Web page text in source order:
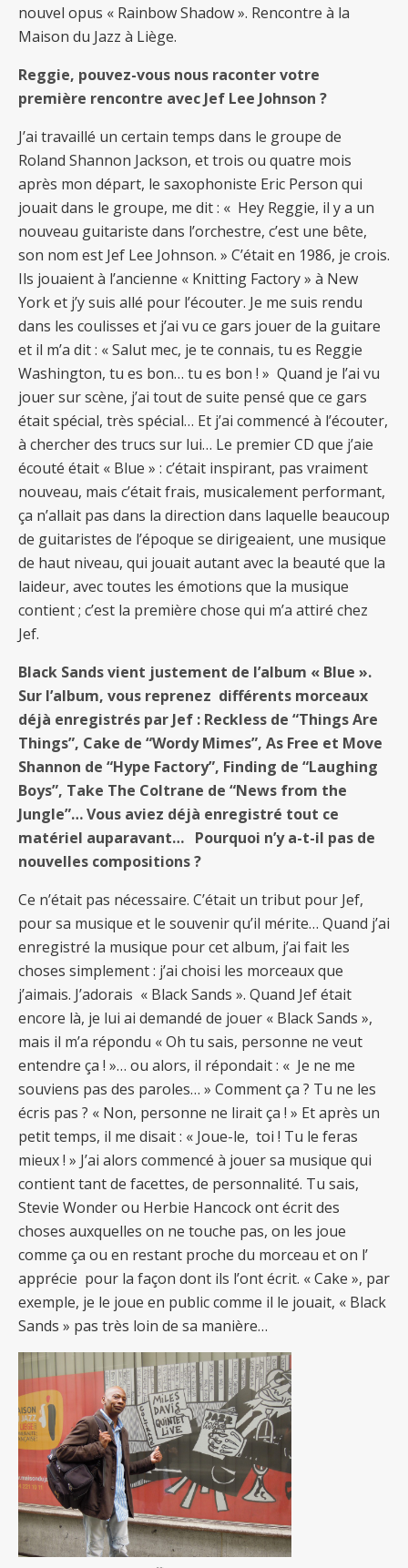
nouvel opus « Rainbow Shadow ». Rencontre à la
Maison du Jazz à Liège.
Reggie, pouvez-vous nous raconter votre
première rencontre avec Jef Lee Johnson ?
J’ai travaillé un certain temps dans le groupe de
Roland Shannon Jackson, et trois ou quatre mois
après mon départ, le saxophoniste Eric Person qui
jouait dans le groupe, me dit : « Hey Reggie, il y a un
nouveau guitariste dans l’orchestre, c’est une bête,
son nom est Jef Lee Johnson. » C’était en 1986, je crois.
Ils jouaient à l’ancienne « Knitting Factory » à New
York et j’y suis allé pour l’écouter. Je me suis rendu
dans les coulisses et j’ai vu ce gars jouer de la guitare
et il m’a dit : « Salut mec, je te connais, tu es Reggie
Washington, tu es bon… tu es bon ! » Quand je l’ai vu
jouer sur scène, j’ai tout de suite pensé que ce gars
était spécial, très spécial… Et j’ai commencé à l’écouter,
à chercher des trucs sur lui… Le premier CD que j’aie
écouté était « Blue » : c’était inspirant, pas vraiment
nouveau, mais c’était frais, musicalement performant,
ça n’allait pas dans la direction dans laquelle beaucoup
de guitaristes de l’époque se dirigeaient, une musique
de haut niveau, qui jouait autant avec la beauté que la
laideur, avec toutes les émotions que la musique
contient ; c’est la première chose qui m’a attiré chez
Jef.
Black Sands vient justement de l’album « Blue ».
Sur l’album, vous reprenez différents morceaux
déjà enregistrés par Jef : Reckless de “Things Are
Things”, Cake de “Wordy Mimes”, As Free et Move
Shannon de “Hype Factory”, Finding de “Laughing
Boys”, Take The Coltrane de “News from the
Jungle”… Vous aviez déjà enregistré tout ce
matériel auparavant… Pourquoi n’y a-t-il pas de
nouvelles compositions ?
Ce n’était pas nécessaire. C’était un tribut pour Jef,
pour sa musique et le souvenir qu’il mérite… Quand j’ai
enregistré la musique pour cet album, j’ai fait les
choses simplement : j’ai choisi les morceaux que
j’aimais. J’adorais « Black Sands ». Quand Jef était
encore là, je lui ai demandé de jouer « Black Sands »,
mais il m’a répondu « Oh tu sais, personne ne veut
entendre ça ! »… ou alors, il répondait : « Je ne me
souviens pas des paroles… » Comment ça ? Tu ne les
écris pas ? « Non, personne ne lirait ça ! » Et après un
petit temps, il me disait : « Joue-le, toi ! Tu le feras
mieux ! » J’ai alors commencé à jouer sa musique qui
contient tant de facettes, de personnalité. Tu sais,
Stevie Wonder ou Herbie Hancock ont écrit des
choses auxquelles on ne touche pas, on les joue
comme ça ou en restant proche du morceau et on l’
apprécie pour la façon dont ils l’ont écrit. « Cake », par
exemple, je le joue en public comme il le jouait, « Black
Sands » pas très loin de sa manière…